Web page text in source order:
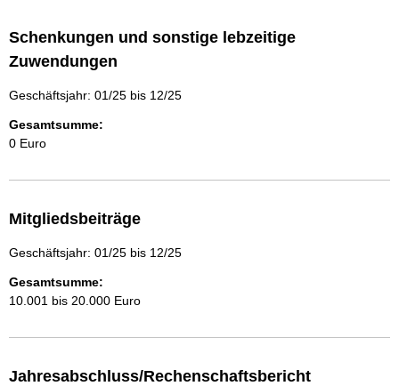
Schenkungen und sonstige lebzeitige
Zuwendungen
Geschäftsjahr: 01/25 bis 12/25
Gesamtsumme:
0 Euro
Mitgliedsbeiträge
Geschäftsjahr: 01/25 bis 12/25
Gesamtsumme:
10.001 bis 20.000 Euro
Jahresabschluss/Rechenschaftsbericht